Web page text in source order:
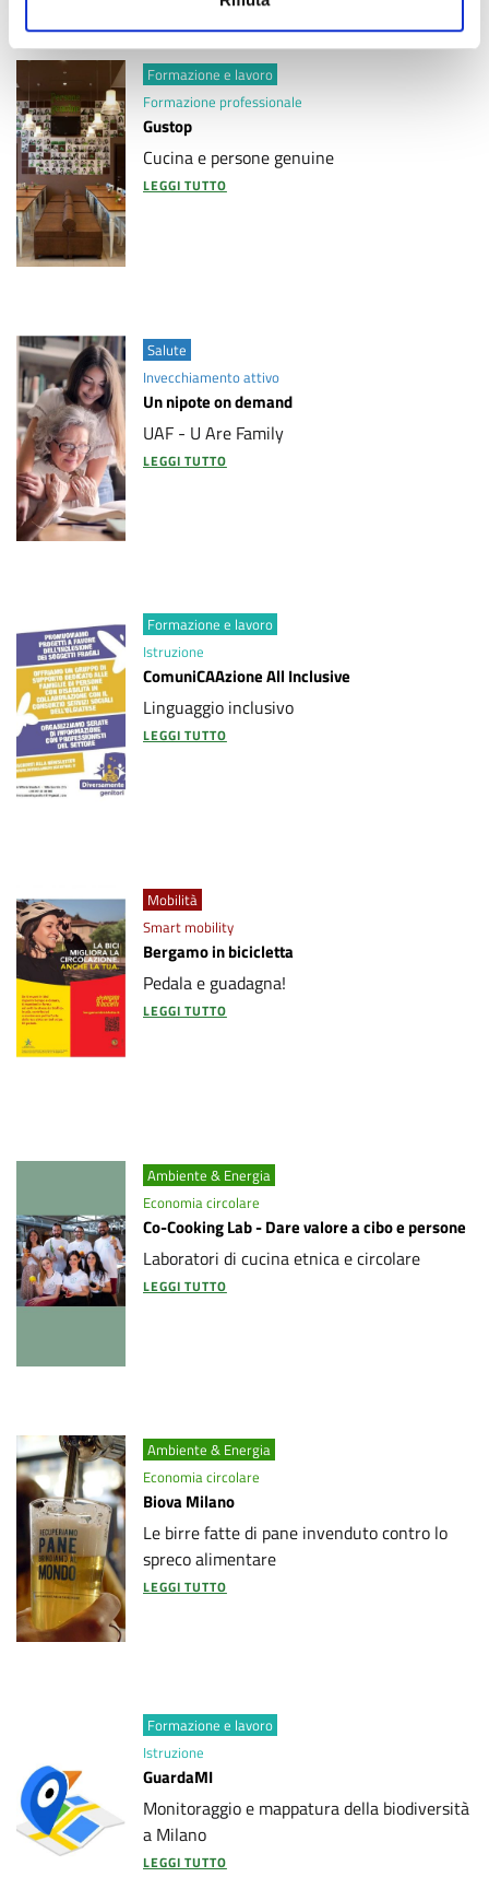
Formazione e lavoro
Formazione professionale
Gustop
Cucina e persone genuine
LEGGI TUTTO
Salute
Invecchiamento attivo
Un nipote on demand
UAF - U Are Family
LEGGI TUTTO
Formazione e lavoro
Istruzione
ComuniCAAzione All Inclusive
Linguaggio inclusivo
LEGGI TUTTO
Mobilità
Smart mobility
Bergamo in bicicletta
Pedala e guadagna!
LEGGI TUTTO
Ambiente & Energia
Economia circolare
Co-Cooking Lab - Dare valore a cibo e persone
Laboratori di cucina etnica e circolare
LEGGI TUTTO
Ambiente & Energia
Economia circolare
Biova Milano
Le birre fatte di pane invenduto contro lo
spreco alimentare
LEGGI TUTTO
Formazione e lavoro
Istruzione
GuardaMI
Monitoraggio e mappatura della biodiversità
a Milano
LEGGI TUTTO